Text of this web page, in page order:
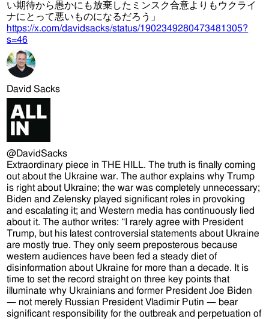
い期待から愚かにも放棄したミンスク合意よりもウクライ
ナにとって悪いものになるだろう」
https://x.com/davidsacks/status/1902349280473481305?
s=46
David Sacks
@DavidSacks
Extraordinary piece in THE HILL. The truth is finally coming
out about the Ukraine war. The author explains why Trump
is right about Ukraine; the war was completely unnecessary;
Biden and Zelensky played significant roles in provoking
and escalating it; and Western media has continuously lied
about it. The author writes: “I rarely agree with President
Trump, but his latest controversial statements about Ukraine
are mostly true. They only seem preposterous because
western audiences have been fed a steady diet of
disinformation about Ukraine for more than a decade. It is
time to set the record straight on three key points that
illuminate why Ukrainians and former President Joe Biden
— not merely Russian President Vladimir Putin — bear
significant responsibility for the outbreak and perpetuation of